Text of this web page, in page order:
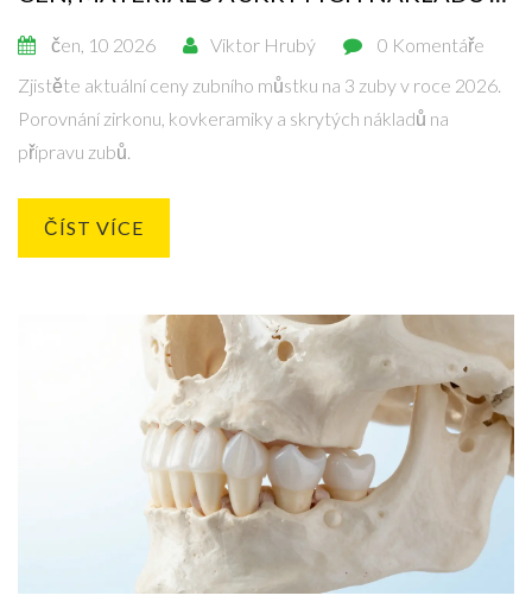
čen, 10 2026 Viktor Hrubý
0 Komentáře
Zjistěte aktuální ceny zubního můstku na 3 zuby v roce 2026.
Porovnání zirkonu, kovkeramiky a skrytých nákladů na
přípravu zubů.
ČÍST VÍCE